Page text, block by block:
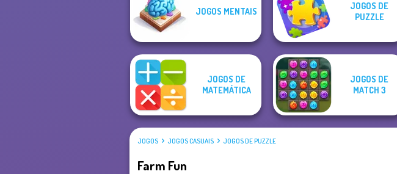
Mosaic Artimo
Braindom 2:
Candy Shop
Merge
Rescue Hero
JOGOS MENTAIS
JOGOS DE
PUZZLE
JOGOS DE
MATEMÁTICA
JOGOS DE
MATCH 3
JOGOS JOGOS CASUAIS JOGOS DE PUZZLE
Farm Fun